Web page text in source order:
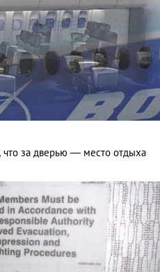
что за дверью ― место отдыха